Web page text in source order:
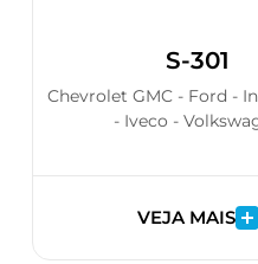
S-301
Chevrolet GMC - Ford -
- Iveco -
VEJA MAIS